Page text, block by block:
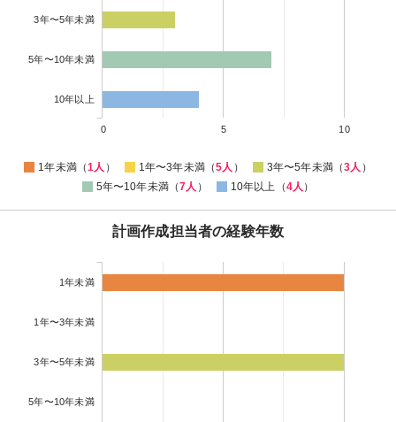
3年〜5年未満
5年〜10年未満
10年以上
0 5 10
1年未満（1人 ） 1年〜3年未満（5人 ） 3年〜5年未満（3人 ）
5年〜10年未満（7人 ） 10年以上（4人 ）
計画作成担当者の経験年数
1年未満
1年〜3年未満
3年〜5年未満
5年〜10年未満